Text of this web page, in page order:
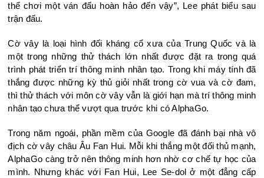
thể chơi một ván đấu hoàn hảo đến vậy”, Lee phát biểu sau
trận đấu.
Cờ vây là loại hình đối kháng cổ xưa của Trung Quốc và là
một trong những thử thách lớn nhất được đặt ra trong quá
trình phát triển trí thông minh nhân tạo. Trong khi máy tính đã
thắng được những kỳ thủ giỏi nhất trong cờ vua và cờ đam,
thì thử thách với môn cờ vây vẫn là giới hạn mà trí thông minh
nhân tạo chưa thể vượt qua trước khi có AlphaGo.
Trong năm ngoái, phần mềm của Google đã đánh bại nhà vô
địch cờ vây châu Âu Fan Hui. Mỗi khi thắng một đối thủ mạnh,
AlphaGo càng trở nên thông minh hơn nhờ cơ chế tự học của
mình. Nhưng khác với Fan Hui, Lee Se-dol ở một đẳng cấp